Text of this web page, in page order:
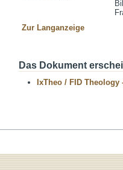
Zur Langanzeige
Das Dokument
IxTheo / FID Theology